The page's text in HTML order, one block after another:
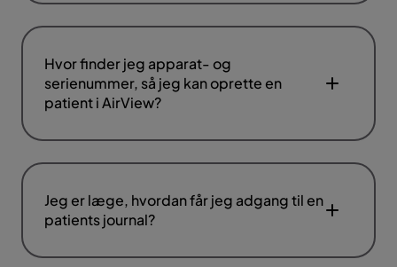
Hvor finder jeg apparat- og
serienummer, så jeg kan oprette en
patient i AirView?
Jeg er læge, hvordan får jeg adgang til en
patients journal?